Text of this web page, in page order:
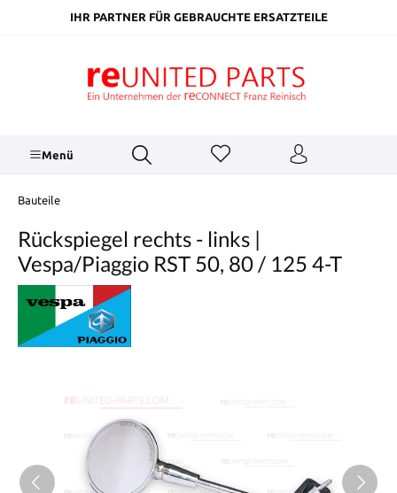
springenIHR PARTNER FÜR GEBRAUCHTE ERSATZTEILE
Menü
Bauteile
Rückspiegel rechts - links |
Vespa/Piaggio RST 50, 80 / 125 4-T